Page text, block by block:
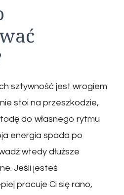
sztywność jest wrogiem
stoi na przeszkodzie,
do własnego rytmu
energia spada po
wtedy dłuższe
Jeśli jesteś
pracuje Ci się rano,